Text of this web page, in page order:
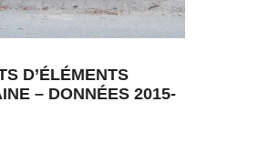
D’ÉLÉMENTS
– DONNÉES 2015-